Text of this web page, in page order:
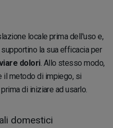
locale prima dell'uso e,
la sua efficacia per
dolori. Allo stesso modo,
il metodo di impiego, si
di iniziare ad usarlo.
domestici